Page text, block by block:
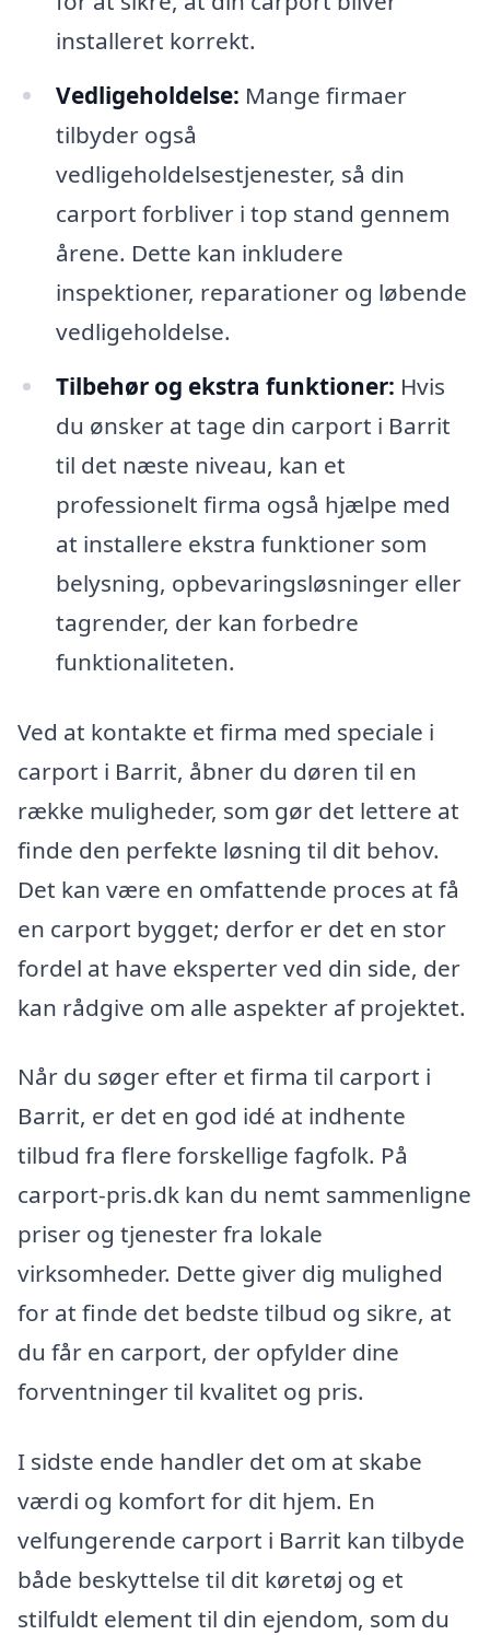
installeret korrekt.
Vedligeholdelse: Mange firmaer
tilbyder også
vedligeholdelsestjenester, så din
carport forbliver i top stand gennem
årene. Dette kan inkludere
inspektioner, reparationer og løbende
vedligeholdelse.
Tilbehør og ekstra funktioner: Hvis
du ønsker at tage din carport i Barrit
til det næste niveau, kan et
professionelt firma også hjælpe med
at installere ekstra funktioner som
belysning, opbevaringsløsninger eller
tagrender, der kan forbedre
funktionaliteten.
Ved at kontakte et firma med speciale i
carport i Barrit, åbner du døren til en
række muligheder, som gør det lettere at
finde den perfekte løsning til dit behov.
Det kan være en omfattende proces at få
en carport bygget; derfor er det en stor
fordel at have eksperter ved din side, der
kan rådgive om alle aspekter af projektet.
Når du søger efter et firma til carport i
Barrit, er det en god idé at indhente
tilbud fra flere forskellige fagfolk. På
carport-pris.dk kan du nemt sammenligne
priser og tjenester fra lokale
virksomheder. Dette giver dig mulighed
for at finde det bedste tilbud og sikre, at
du får en carport, der opfylder dine
forventninger til kvalitet og pris.
I sidste ende handler det om at skabe
værdi og komfort for dit hjem. En
velfungerende carport i Barrit kan tilbyde
både beskyttelse til dit køretøj og et
stilfuldt element til din ejendom, som du